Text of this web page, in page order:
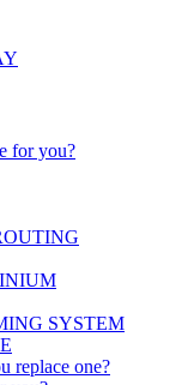
for you?
SYSTEM
replace one?